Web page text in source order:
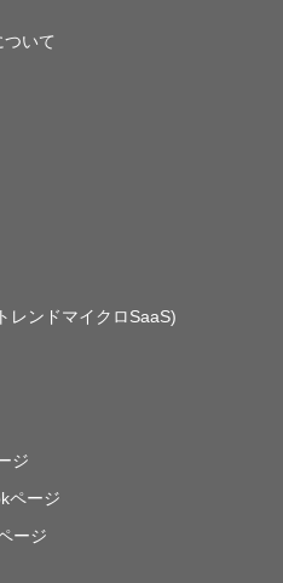
いて
レンドマイクロSaaS)
ジ
ページ
ージ